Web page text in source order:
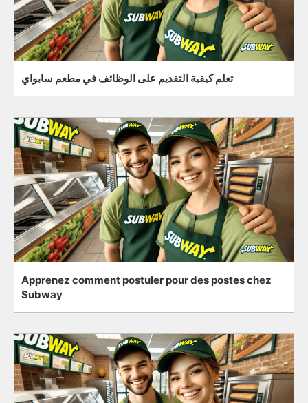
تعلم كيفية التقديم على الوظائف في مطعم سابواي
Apprenez comment postuler pour des postes chez
Subway